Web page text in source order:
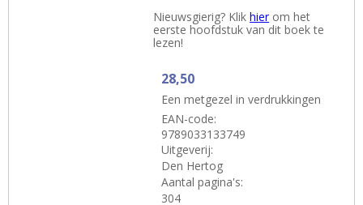
Nieuwsgierig? Klikhierom het
eerste hoofdstuk van dit boek te
lezen!
28,50
Een metgezel in verdrukkingen
EAN-code:
9789033133749
Uitgeverij:
Den Hertog
Aantal pagina's:
304